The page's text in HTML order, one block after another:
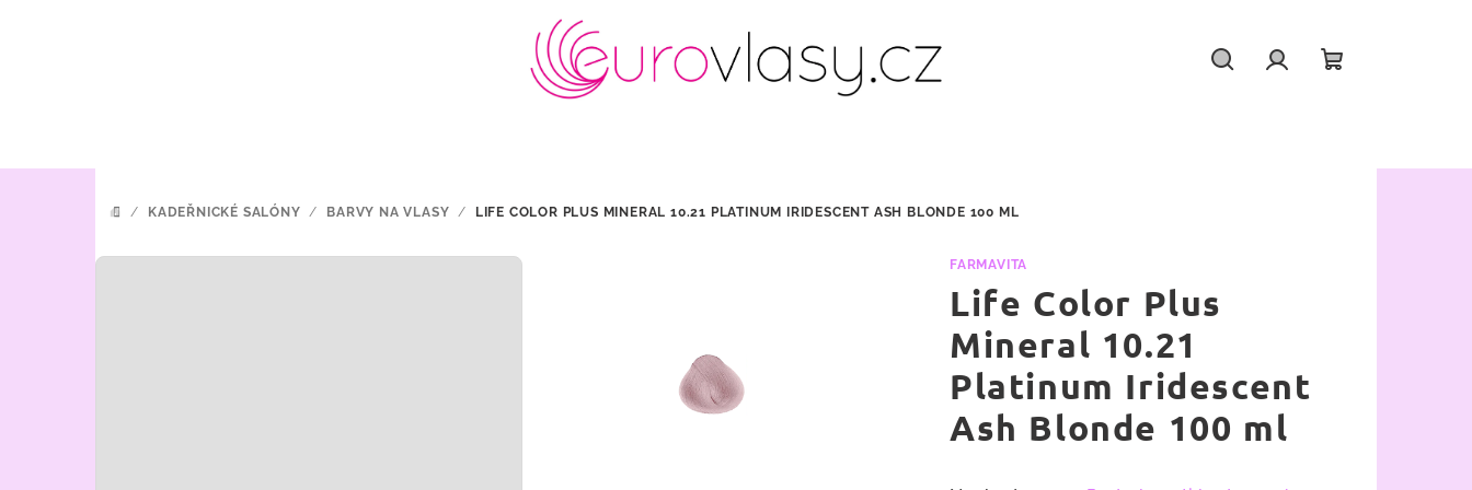
DOMŮ
/ KADEŘNICKÉ SALÓNY / BARVY NA VLASY / LIFE COLOR PLUS MINERAL 10.21 PLATINUM IRIDESCENT ASH BLONDE 100 ML
P
FARMAVITA
Life Color Plus
Mineral 10.21
Platinum Iridescent
Ash Blonde 100 ml